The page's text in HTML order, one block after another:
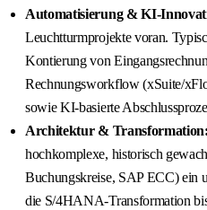
Automatisierung & KI-
Leuchtturmprojekte voran.
Kontierung von
Rechnungsworkflow (xSuite/
sowie KI-basierte
Architektur & Transformation:
hochkomplexe, historisch
Buchungskreise, SAP ECC) ein
die S/4HANA-Transformation